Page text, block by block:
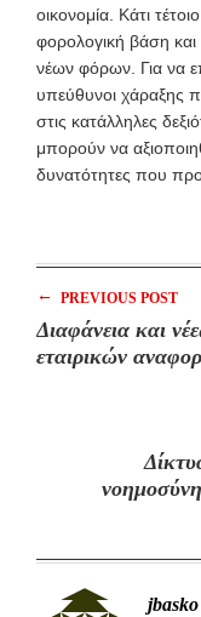
οικονομία. Κάτι
φορολογική βάση
νέων φόρων. Για να
υπεύθυνοι χάραξης
στις κατάλληλες
μπορούν να
δυνατότητες που
← PREVIOUS POST
Διαφάνεια και
εταιρικών
jbasko